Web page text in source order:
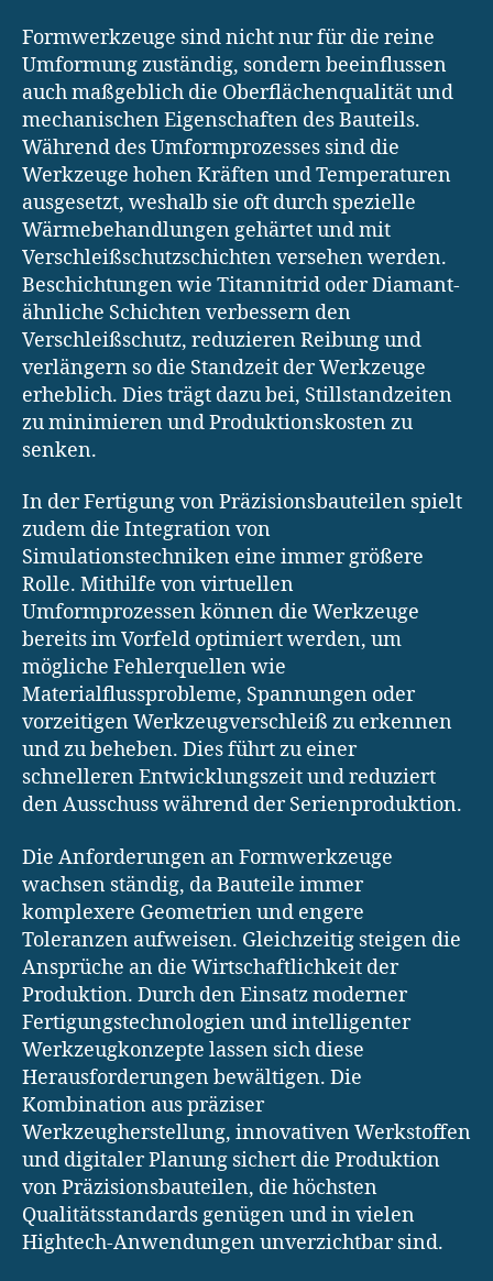
Formwerkzeuge sind nicht nur für die reine
Umformung zuständig, sondern beeinflussen
auch maßgeblich die Oberflächenqualität und
mechanischen Eigenschaften des Bauteils.
Während des Umformprozesses sind die
Werkzeuge hohen Kräften und Temperaturen
ausgesetzt, weshalb sie oft durch spezielle
Wärmebehandlungen gehärtet und mit
Verschleißschutzschichten versehen werden.
Beschichtungen wie Titannitrid oder Diamant-
ähnliche Schichten verbessern den
Verschleißschutz, reduzieren Reibung und
verlängern so die Standzeit der Werkzeuge
erheblich. Dies trägt dazu bei, Stillstandzeiten
zu minimieren und Produktionskosten zu
senken.
In der Fertigung von Präzisionsbauteilen spielt
zudem die Integration von
Simulationstechniken eine immer größere
Rolle. Mithilfe von virtuellen
Umformprozessen können die Werkzeuge
bereits im Vorfeld optimiert werden, um
mögliche Fehlerquellen wie
Materialflussprobleme, Spannungen oder
vorzeitigen Werkzeugverschleiß zu erkennen
und zu beheben. Dies führt zu einer
schnelleren Entwicklungszeit und reduziert
den Ausschuss während der Serienproduktion.
Die Anforderungen an Formwerkzeuge
wachsen ständig, da Bauteile immer
komplexere Geometrien und engere
Toleranzen aufweisen. Gleichzeitig steigen die
Ansprüche an die Wirtschaftlichkeit der
Produktion. Durch den Einsatz moderner
Fertigungstechnologien und intelligenter
Werkzeugkonzepte lassen sich diese
Herausforderungen bewältigen. Die
Kombination aus präziser
Werkzeugherstellung, innovativen Werkstoffen
und digitaler Planung sichert die Produktion
von Präzisionsbauteilen, die höchsten
Qualitätsstandards genügen und in vielen
Hightech-Anwendungen unverzichtbar sind.